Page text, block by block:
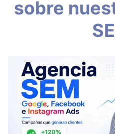
sobre